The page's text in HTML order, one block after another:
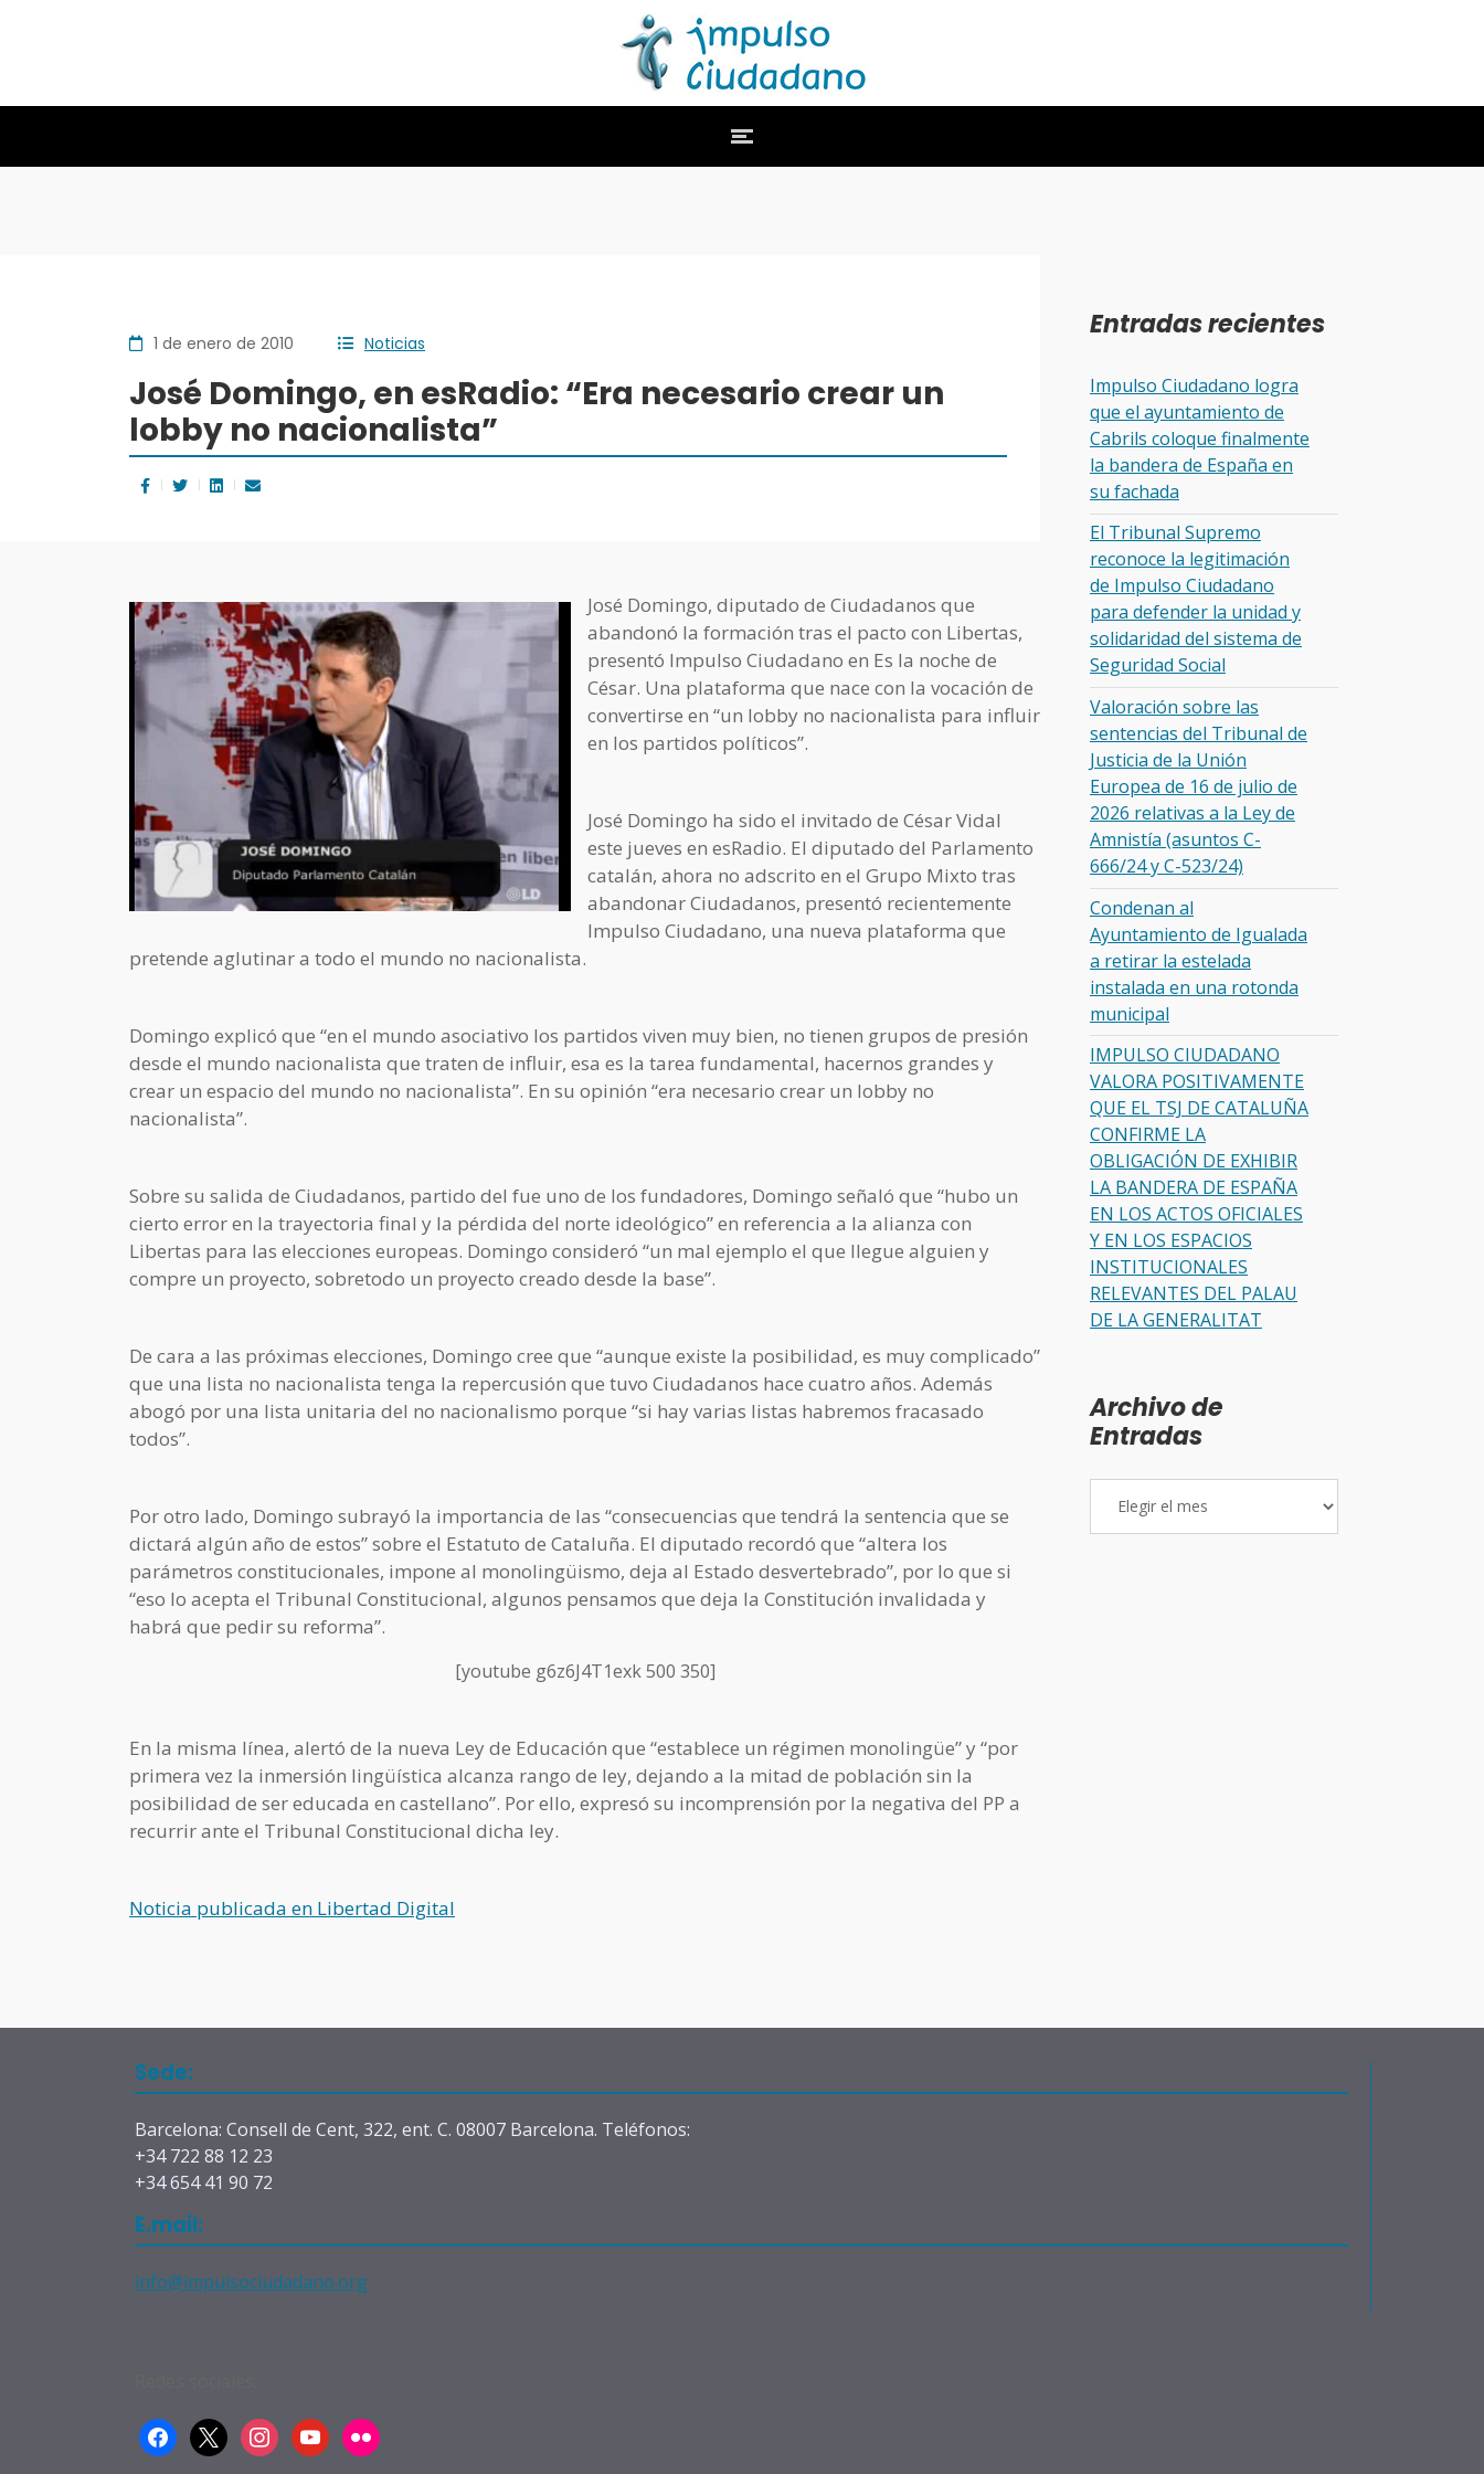
1 de enero de 2010 Noticias
José Domingo, en esRadio: “Era necesario crear un
lobby no nacionalista”
José Domingo, diputado de Ciudadanos que
abandonó la formación tras el pacto con Libertas,
presentó Impulso Ciudadano en Es la noche de
César. Una plataforma que nace con la vocación de
convertirse en “un lobby no nacionalista para influir
en los partidos políticos”.
José Domingo ha sido el invitado de César Vidal
este jueves en esRadio. El diputado del Parlamento
catalán, ahora no adscrito en el Grupo Mixto tras
abandonar Ciudadanos, presentó recientemente
Impulso Ciudadano, una nueva plataforma que
pretende aglutinar a todo el mundo no nacionalista.
Domingo explicó que “en el mundo asociativo los partidos viven muy bien, no tienen grupos de presión
desde el mundo nacionalista que traten de influir, esa es la tarea fundamental, hacernos grandes y
crear un espacio del mundo no nacionalista”. En su opinión “era necesario crear un lobby no
nacionalista”.
Sobre su salida de Ciudadanos, partido del fue uno de los fundadores, Domingo señaló que “hubo un
cierto error en la trayectoria final y la pérdida del norte ideológico” en referencia a la alianza con
Libertas para las elecciones europeas. Domingo consideró “un mal ejemplo el que llegue alguien y
compre un proyecto, sobretodo un proyecto creado desde la base”.
De cara a las próximas elecciones, Domingo cree que “aunque existe la posibilidad, es muy complicado”
que una lista no nacionalista tenga la repercusión que tuvo Ciudadanos hace cuatro años. Además
abogó por una lista unitaria del no nacionalismo porque “si hay varias listas habremos fracasado
todos”.
Por otro lado, Domingo subrayó la importancia de las “consecuencias que tendrá la sentencia que se
dictará algún año de estos” sobre el Estatuto de Cataluña. El diputado recordó que “altera los
parámetros constitucionales, impone al monolingüismo, deja al Estado desvertebrado”, por lo que si
“eso lo acepta el Tribunal Constitucional, algunos pensamos que deja la Constitución invalidada y
habrá que pedir su reforma”.
[youtube g6z6J4T1exk 500 350]
En la misma línea, alertó de la nueva Ley de Educación que “establece un régimen monolingüe” y “por
primera vez la inmersión lingüística alcanza rango de ley, dejando a la mitad de población sin la
posibilidad de ser educada en castellano”. Por ello, expresó su incomprensión por la negativa del PP a
recurrir ante el Tribunal Constitucional dicha ley.
Noticia publicada en Libertad Digital
Entradas recientes
Impulso Ciudadano logra
que el ayuntamiento de
Cabrils coloque finalmente
la bandera de España en
su fachada
El Tribunal Supremo
reconoce la legitimación
de Impulso Ciudadano
para defender la unidad y
solidaridad del sistema de
Seguridad Social
Valoración sobre las
sentencias del Tribunal de
Justicia de la Unión
Europea de 16 de julio de
2026 relativas a la Ley de
Amnistía (asuntos C-
666/24 y C-523/24)
Condenan al
Ayuntamiento de Igualada
a retirar la estelada
instalada en una rotonda
municipal
IMPULSO CIUDADANO
VALORA POSITIVAMENTE
QUE EL TSJ DE CATALUÑA
CONFIRME LA
OBLIGACIÓN DE EXHIBIR
LA BANDERA DE ESPAÑA
EN LOS ACTOS OFICIALES
Y EN LOS ESPACIOS
INSTITUCIONALES
RELEVANTES DEL PALAU
DE LA GENERALITAT
Archivo de
Entradas
Sede:
Barcelona: Consell de Cent, 322, ent. C. 08007 Barcelona. Teléfonos:
+34 722 88 12 23
+34 654 41 90 72
E.mail:
info@impulsociudadano.org
facebook
x instagramyoutubeflickr